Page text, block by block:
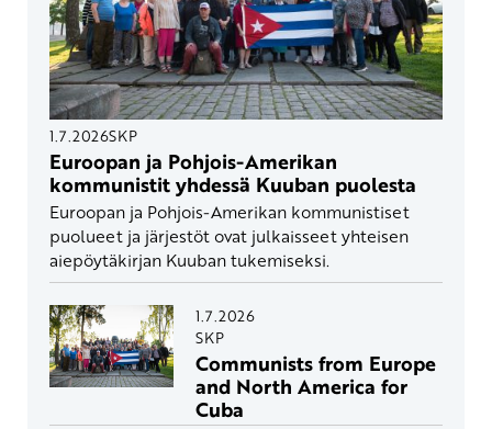
1.7.2026SKP
Euroopan ja Pohjois-Amerikan
kommunistit yhdessä Kuuban puolesta
Euroopan ja Pohjois-Amerikan kommunistiset
puolueet ja järjestöt ovat julkaisseet yhteisen
aiepöytäkirjan Kuuban tukemiseksi.
1.7.2026
SKP
Communists from Europe
and North America for
Cuba